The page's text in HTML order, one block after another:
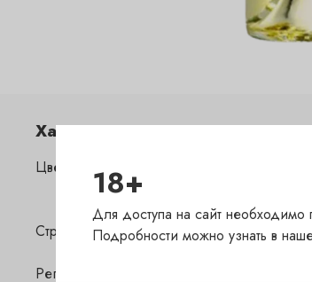
Характеристики
Цвет
Страна
Регион
18+
Для доступа на сайт необходимо
Подробности можно узнать в